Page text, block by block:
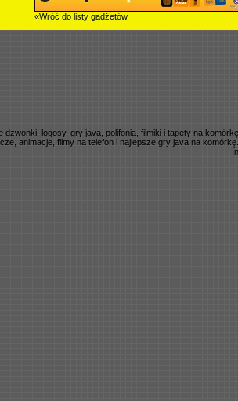
«Wróć do listy gadżetów
dzwonki, logosy, gry java, polifonia, filmiki i tapety na
animacje, filmy na telefon i najlepsze gry java na